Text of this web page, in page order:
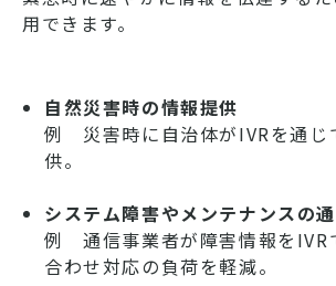
用できます。
自然災害時の情報提供
例 災害時に自治体がIVRを通じ
供。
システム障害やメンテナンスの
例 通信事業者が障害情報をIVR
合わせ対応の負荷を軽減。